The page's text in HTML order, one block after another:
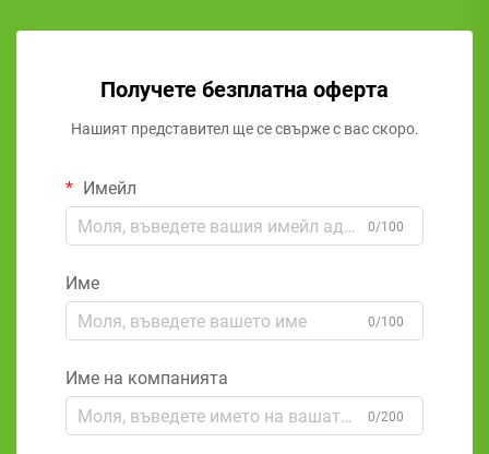
Получете безплатна оферта
Нашият представител ще се свърже с вас скоро.
Имейл
0/100
Име
0/100
Име на компанията
0/200